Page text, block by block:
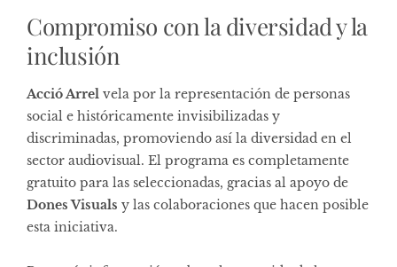
Compromiso con la diversidad y la
inclusión
Acció Arrel vela por la representación de personas
social e históricamente invisibilizadas y
discriminadas, promoviendo así la diversidad en el
sector audiovisual. El programa es completamente
gratuito para las seleccionadas, gracias al apoyo de
Dones Visuals y las colaboraciones que hacen posible
esta iniciativa.